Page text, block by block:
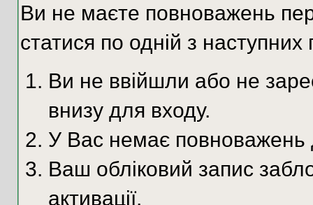
Ви не маєте повноважень
статися по одній з наступних
Ви не ввійшли або не
внизу для входу.
У Вас немає повноважень
Ваш обліковий запис
активації.